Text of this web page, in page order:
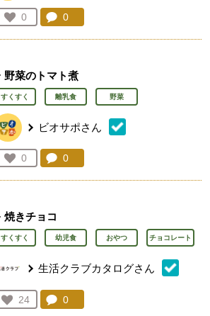
お気に入り登録：
0
人が登録
コメント：
0
野菜のトマト煮
すくすく 離乳食 野菜
ビオサポさん
お気に入り登録：
0
人が登録
コメント：
0
焼きチョコ
すくすく 幼児食 おやつ チョコレート
生活クラブカタログさん
お気に入り登録：
24
人が登録
コメント：
0